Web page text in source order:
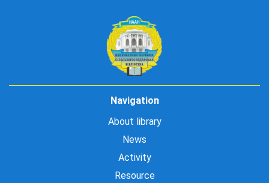
Navigation
About library
News
Activity
Resource